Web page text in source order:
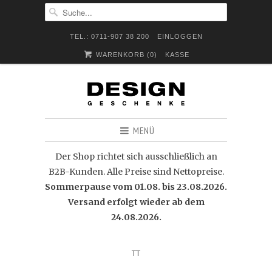
TEL.: 0711-907 38 200 EINLOGGEN
WARENKORB (0) KASSE
MENÜ
Der Shop richtet sich ausschließlich an
B2B-Kunden. Alle Preise sind Nettopreise.
Sommerpause vom 01.08. bis 23.08.2026.
Versand erfolgt wieder ab dem
24.08.2026.